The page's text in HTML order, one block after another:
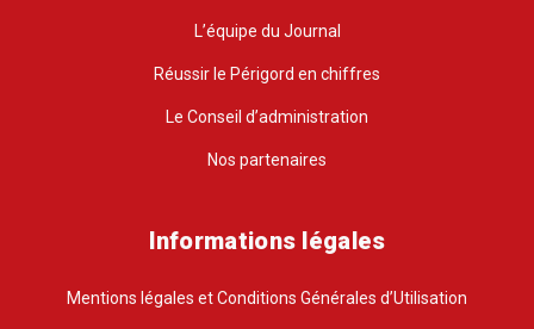
L’équipe du Journal
Réussir le Périgord en chiffres
Le Conseil d’administration
Nos partenaires
Informations légales
Mentions légales et Conditions Générales d’Utilisation